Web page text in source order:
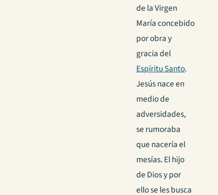
de la Virgen
María concebido
por obra y
gracia del
Espíritu Santo.
Jesús nace en
medio de
adversidades,
se rumoraba
que nacería el
mesías. El hijo
de Dios y por
ello se les busca